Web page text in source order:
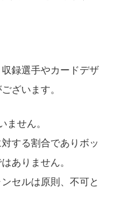
録選手やカードデザ
ざいます。
せん。
する割合でありボッ
ありません。
セルは原則、不可と